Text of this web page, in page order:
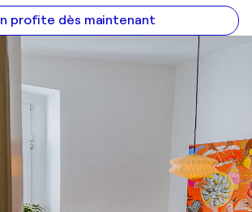
profite dès maintenant